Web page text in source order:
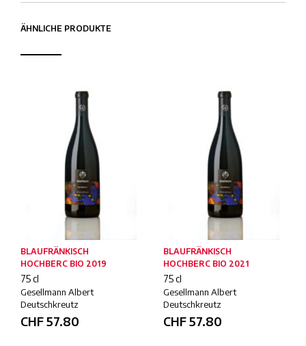
ÄHNLICHE PRODUKTE
BLAUFRÄNKISCH
HOCHBERC BIO 2019
75 cl
Gesellmann Albert
Deutschkreutz
CHF57.80
BLAUFRÄNKISCH
HOCHBERC BIO 2021
75 cl
Gesellmann Albert
Deutschkreutz
CHF57.80